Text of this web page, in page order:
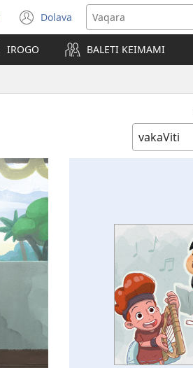
Dolava
(opens
new
window)
IROGO BALETI KEIMAMI